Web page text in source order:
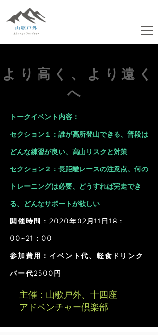
より高く、より遠く
へ
トークイベント内容：
セクション１：誰が高所登山できる、普段は
どんな練習が良い、高山リスクと対策
セクション２：長距離レースの注意点、何の
トレーニングは必要、どうすれば完走でき
る、どんなサポートが欲しい
開催時間：2020年02月11日18：
00~21：00
参加費用：イベント代、軽食ドリンク
バー代2500円
主催：山歌戸外、十四座
アドベンチャー倶楽部